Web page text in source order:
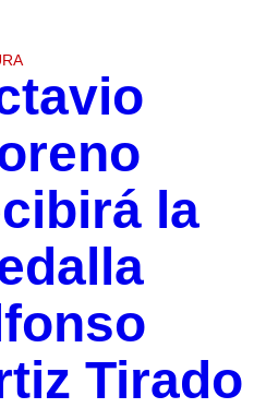
la
Tirado